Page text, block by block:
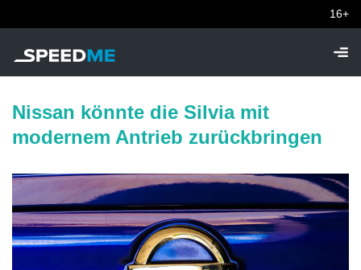
16+
Nissan könnte die Silvia mit
modernem Antrieb zurückbringen